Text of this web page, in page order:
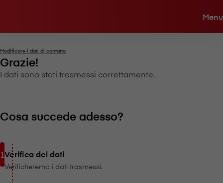
Menu
Modificare i dati di contatto
Grazie!
I dati sono stati trasmessi correttamente.
Cosa succede adesso?
Verifica dei dati
Verificheremo i dati trasmessi.